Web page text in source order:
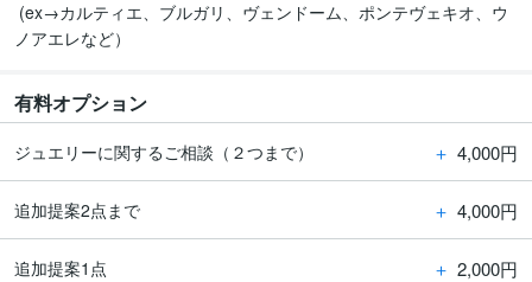
ノアエレなど）
有料オプション
ジュエリーに関するご相談（２つまで） ＋ 4,000円
追加提案2点まで ＋ 4,000円
追加提案1点 ＋ 2,000円